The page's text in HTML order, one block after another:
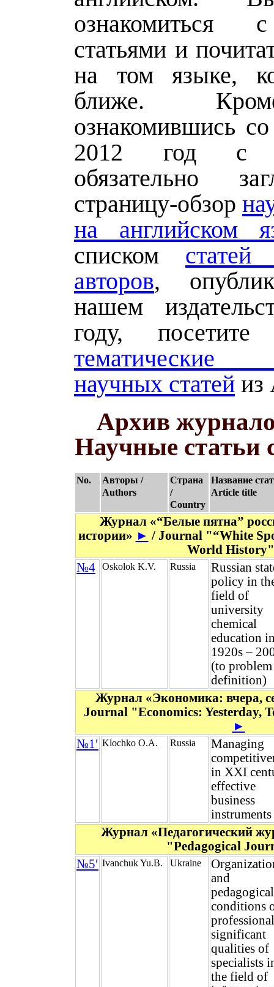
ознакомиться
статьями и
на том языке,
ближе.
ознакомившись
2012 год с
обязательно
страницу-обзор
на английском
списком статей
авторов,
нашем
году,
научных статей из
Архив
Научные статьи
No.
Авторы /
Authors
Страна
/
Country
Название
Article title
Журнал «“Белые пятна”
истории» ► / Journal "“White
World
№4
Oskolok K.V. Russia
Russian
policy in
field of
university
chemical
education
1920s –
(to problem
definition)
Журнал «Экономика: вчера,
Journal "Economics: Yesterday,
►
№1′ Klochko O.A. Russia
Managing
in XXI
effective
business
instruments
Журнал «Педагогический
"Pedagogical
№5′ Ivanchuk Yu.B. Ukraine
and
pedagogical
conditions
significant
qualities of
specialists
the field of